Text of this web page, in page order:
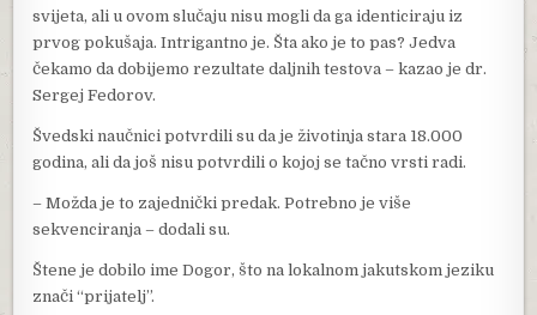
svijeta, ali u ovom slučaju nisu mogli da ga identiciraju iz
prvog pokušaja. Intrigantno je. Šta ako je to pas? Jedva
čekamo da dobijemo rezultate daljnih testova – kazao je dr.
Sergej Fedorov.
Švedski naučnici potvrdili su da je životinja stara 18.000
godina, ali da još nisu potvrdili o kojoj se tačno vrsti radi.
– Možda je to zajednički predak. Potrebno je više
sekvenciranja – dodali su.
Štene je dobilo ime Dogor, što na lokalnom jakutskom jeziku
znači “prijatelj”.